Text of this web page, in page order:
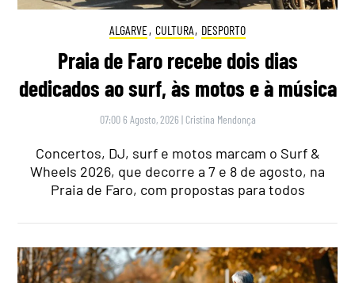
ALGARVE, CULTURA, DESPORTO
Praia de Faro recebe dois dias
dedicados ao surf, às motos e à música
07:00 6 Agosto, 2026 | Cristina Mendonça
Concertos, DJ, surf e motos marcam o Surf &
Wheels 2026, que decorre a 7 e 8 de agosto, na
Praia de Faro, com propostas para todos